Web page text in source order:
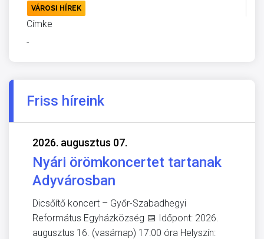
VÁROSI HÍREK
Címke
-
Friss híreink
2026. augusztus 07.
Nyári örömkoncertet tartanak
Adyvárosban
Dicsőítő koncert – Győr-Szabadhegyi
Református Egyházközség 📅 Időpont: 2026.
augusztus 16. (vasárnap) 17:00 óra Helyszín: